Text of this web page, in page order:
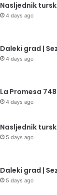
Nasljednik
4 days ago
Daleki grad |
4 days ago
La Promesa
4 days ago
Nasljednik
5 days ago
Daleki grad |
5 days ago